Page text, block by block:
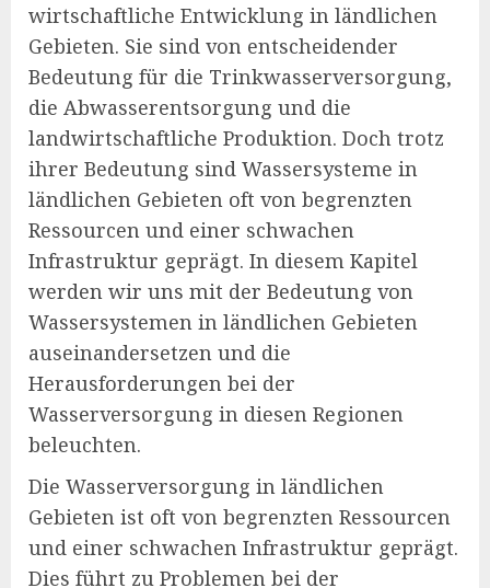
wirtschaftliche Entwicklung in ländlichen
Gebieten. Sie sind von entscheidender
Bedeutung für die Trinkwasserversorgung,
die Abwasserentsorgung und die
landwirtschaftliche Produktion. Doch trotz
ihrer Bedeutung sind Wassersysteme in
ländlichen Gebieten oft von begrenzten
Ressourcen und einer schwachen
Infrastruktur geprägt. In diesem Kapitel
werden wir uns mit der Bedeutung von
Wassersystemen in ländlichen Gebieten
auseinandersetzen und die
Herausforderungen bei der
Wasserversorgung in diesen Regionen
beleuchten.
Die Wasserversorgung in ländlichen
Gebieten ist oft von begrenzten Ressourcen
und einer schwachen Infrastruktur geprägt.
Dies führt zu Problemen bei der